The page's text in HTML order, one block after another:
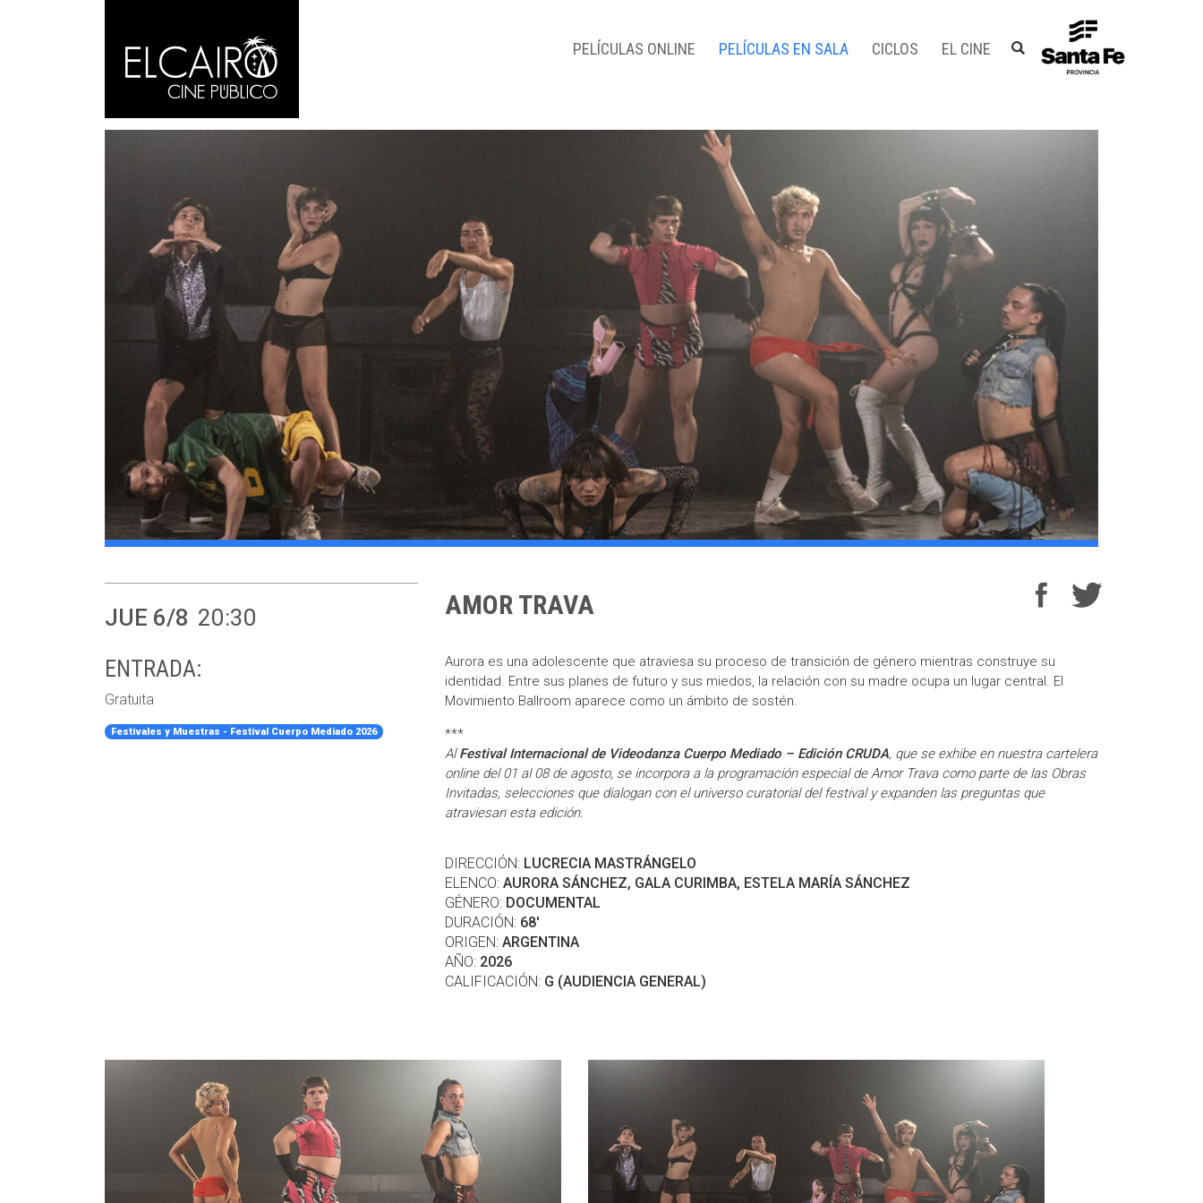
PELÍCULAS ONLINE PELÍCULAS EN SALA CICLOS EL CINE
JUE 6/8 20:30
ENTRADA:
Gratuita
Festivales y Muestras - Festival Cuerpo Mediado 2026
AMOR TRAVA
Aurora es una adolescente que atraviesa su proceso de transición de género mientras construye su
identidad. Entre sus planes de futuro y sus miedos, la relación con su madre ocupa un lugar central. El
Movimiento Ballroom aparece como un ámbito de sostén.
***
AlFestival Internacional de Videodanza Cuerpo Mediado – Edición CRUDA, que se exhibe en nuestra cartelera
online del 01 al 08 de agosto, se incorpora a la programación especial de Amor Trava como parte de las Obras
Invitadas, selecciones que dialogan con el universo curatorial del festival y expanden las preguntas que
atraviesan esta edición.
DIRECCIÓN: LUCRECIA MASTRÁNGELO
ELENCO: AURORA SÁNCHEZ, GALA CURIMBA, ESTELA MARÍA SÁNCHEZ
GÉNERO: DOCUMENTAL
DURACIÓN: 68'
ORIGEN: ARGENTINA
AÑO: 2026
CALIFICACIÓN: G (AUDIENCIA GENERAL)